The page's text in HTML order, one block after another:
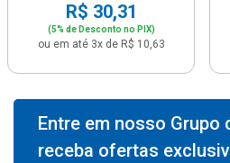
R$ 30,31
(5% de Desconto no PIX)
ou em até 3x de R$ 10,63
Entre em nosso Grupo
receba ofertas